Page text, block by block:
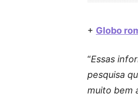
+ Globo
“Essas
pesquisa
muito bem